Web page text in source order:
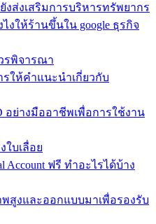
งส่งเสริมการบริหารทรัพยากร
งให้ร้านขึ้นใน google ธุรกิจ
รพิจารณา
รให้คำแนะนำเกี่ยวกับ
อย่างมืออาชีพเพื่อการใช้งาน
บเลื่อย
Account ฟรี ทำอะไรได้บ้าง
สูงและออกแบบมาเพื่อรองรับ